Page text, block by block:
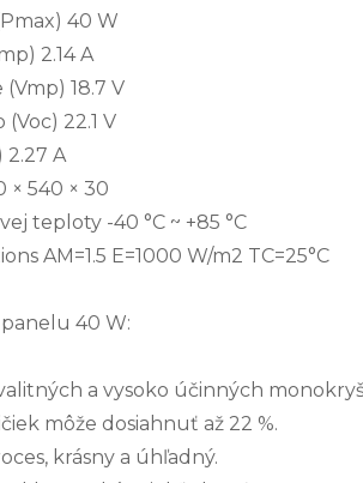
40 W
2.14 A
18.7 V
22.1 V
2.27 A
× 540 × 30
teploty -40 °C ~ +85 °C
AM=1.5 E=1000 W/m2 TC=25°C
40 W:
a vysoko účinných
môže dosiahnuť až 22 %.
krásny a úhľadný.